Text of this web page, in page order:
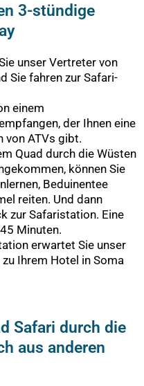
3-stündige
unser Vertreter von
Sie fahren zur Safari-
einem
der Ihnen eine
von ATVs gibt.
Quad durch die Wüsten
können Sie
Beduinentee
reiten. Und dann
zur Safaristation. Eine
Minuten.
erwartet Sie unser
Ihrem Hotel in Soma
Safari durch die
aus anderen